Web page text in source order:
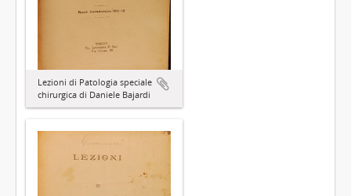
Lezioni di Patologia speciale
chirurgica di Daniele Bajardi